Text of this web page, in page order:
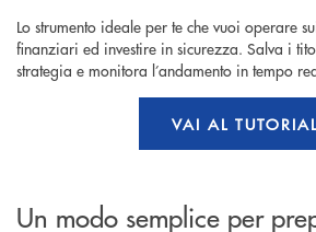
Lo strumento ideale per te che vuoi operare
finanziari ed investire in sicurezza. Salva i
strategia e monitora l’andamento in tempo
VAI AL TUTORIAL
Un modo semplice per